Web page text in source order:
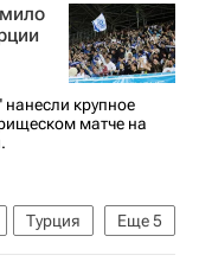
Москва
крупное
матче на
Еще5
Турция
Агаларов